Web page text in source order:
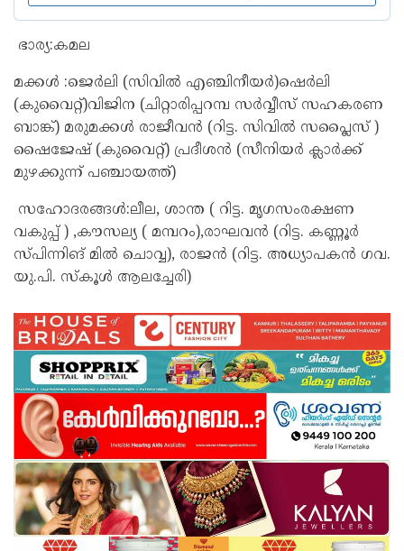
ഭാര്യ:കമല
മക്കൾ :ജെർലി (സിവിൽ എഞ്ചിനീയർ)ഷെർലി
(കുവൈറ്റ്)വിജിന (ചിറ്റാരിപ്പറമ്പ സർവ്വീസ് സഹകരണ
ബാങ്ക്) മരുമക്കൾ രാജീവൻ (റിട്ട. സിവിൽ സപ്ലൈസ് )
ഷൈജേഷ് (കുവൈറ്റ്) പ്രദീശൻ (സീനിയർ ക്ലാർക്ക്
മുഴക്കുന്ന് പഞ്ചായത്ത്)
സഹോദരങ്ങൾ:ലീല, ശാന്ത ( റിട്ട. മൃഗസംരക്ഷണ
വകുപ്പ് ) ,കൗസല്യ ( മമ്പറം),രാഘവൻ (റിട്ട. കണ്ണൂർ
സ്പിന്നിങ് മിൽ ചൊവ്വ), രാജൻ (റിട്ട. അധ്യാപകൻ ഗവ.
യു.പി. സ്കൂൾ ആലച്ചേരി)